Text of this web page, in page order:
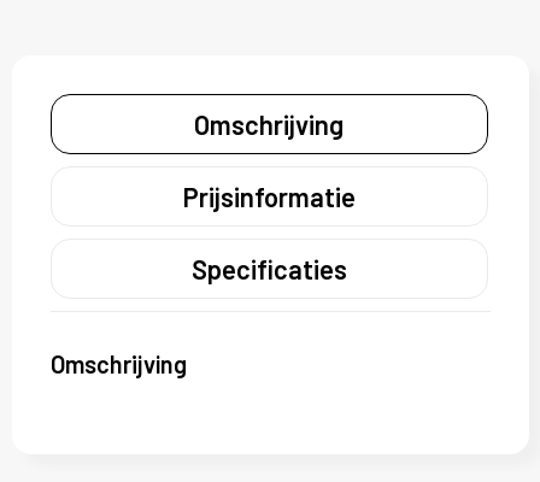
Omschrijving
Prijsinformatie
Specificaties
Omschrijving